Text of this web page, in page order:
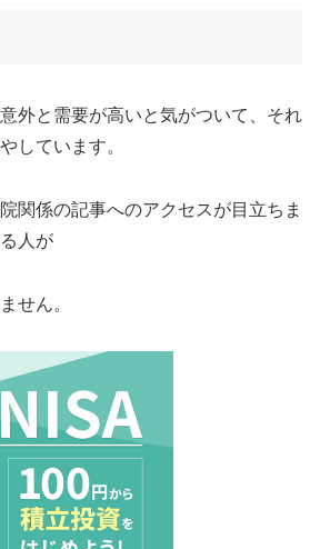
外と需要が高いと気がついて、それ
しています。
関係の記事へのアクセスが目立ちま
人が
せん。